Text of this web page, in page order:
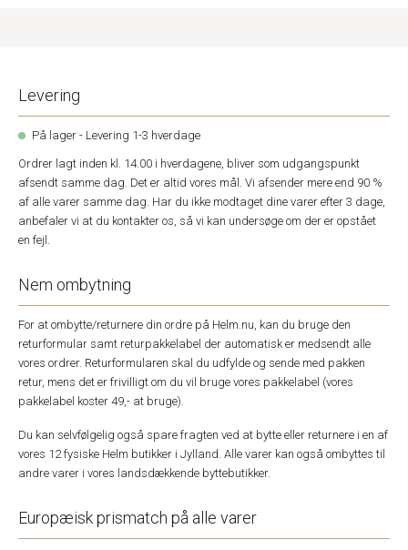
Levering
På lager - Levering 1-3 hverdage
Ordrer lagt inden kl. 14.00 i hverdagene, bliver som udgangspunkt
afsendt samme dag. Det er altid vores mål. Vi afsender mere end 90 %
af alle varer samme dag. Har du ikke modtaget dine varer efter 3 dage,
anbefaler vi at du kontakter os, så vi kan undersøge om der er opstået
en fejl.
Nem ombytning
For at ombytte/returnere din ordre på Helm.nu, kan du bruge den
returformular samt returpakkelabel der automatisk er medsendt alle
vores ordrer. Returformularen skal du udfylde og sende med pakken
retur, mens det er frivilligt om du vil bruge vores pakkelabel (vores
pakkelabel koster 49,- at bruge).
Du kan selvfølgelig også spare fragten ved at bytte eller returnere i en af
vores 12 fysiske Helm butikker i Jylland. Alle varer kan også ombyttes til
andre varer i vores landsdækkende byttebutikker.
Europæisk prismatch på alle varer